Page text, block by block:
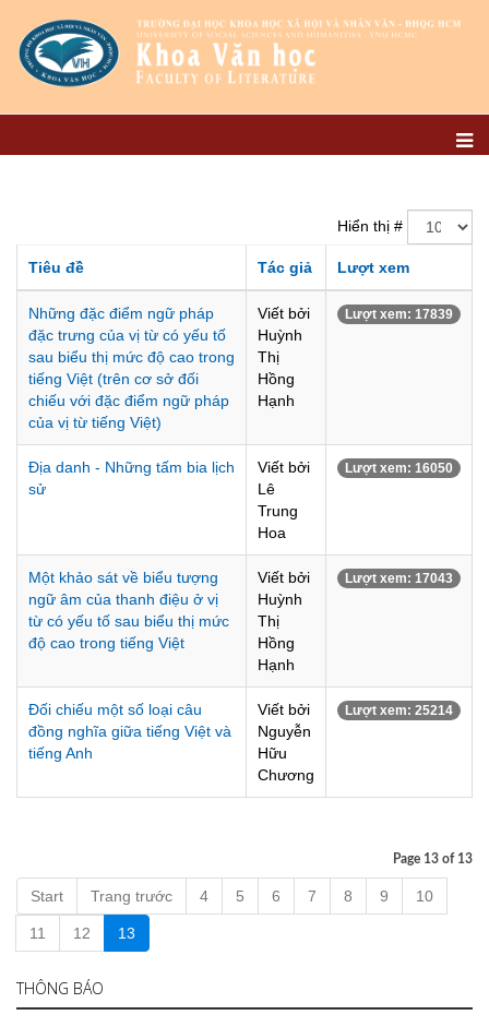
Hiển thị #
Tiêu đề Tác giả Lượt xem
Những đặc điểm ngữ pháp
đặc trưng của vị từ có yếu tố
sau biểu thị mức độ cao trong
tiếng Việt (trên cơ sở đối
chiếu với đặc điểm ngữ pháp
của vị từ tiếng Việt)
Viết bởi
Huỳnh
Thị
Hồng
Hạnh
Lượt xem: 17839
Địa danh - Những tấm bia lịch
sử
Viết bởi
Lê
Trung
Hoa
Lượt xem: 16050
Một khảo sát về biểu tượng
ngữ âm của thanh điệu ở vị
từ có yếu tố sau biểu thị mức
độ cao trong tiếng Việt
Viết bởi
Huỳnh
Thị
Hồng
Hạnh
Lượt xem: 17043
Đối chiếu một số loại câu
đồng nghĩa giữa tiếng Việt và
tiếng Anh
Viết bởi
Nguyễn
Hữu
Chương
Lượt xem: 25214
Page 13 of 13
Start Trang trước 4 5 6 7 8 9 10
11 12 13
THÔNG BÁO